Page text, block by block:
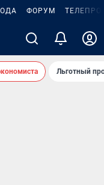
ФОРУМ
Льготный